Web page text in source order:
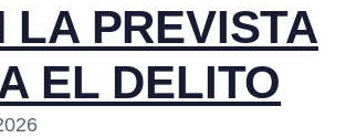
LA PREVISTA
EL DELITO